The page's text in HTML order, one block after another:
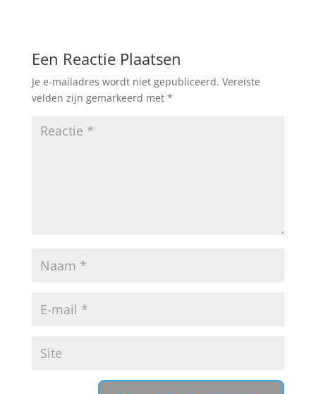
b
o
o
A
p
p
Een Reactie Plaatsen
Je e-mailadres wordt niet gepubliceerd. Vereiste
velden zijn gemarkeerd met *